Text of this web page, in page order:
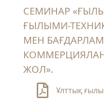
СЕМИНАР
ҒЫЛЫМИ-
МЕН
ЖОЛ».
Ұлттық